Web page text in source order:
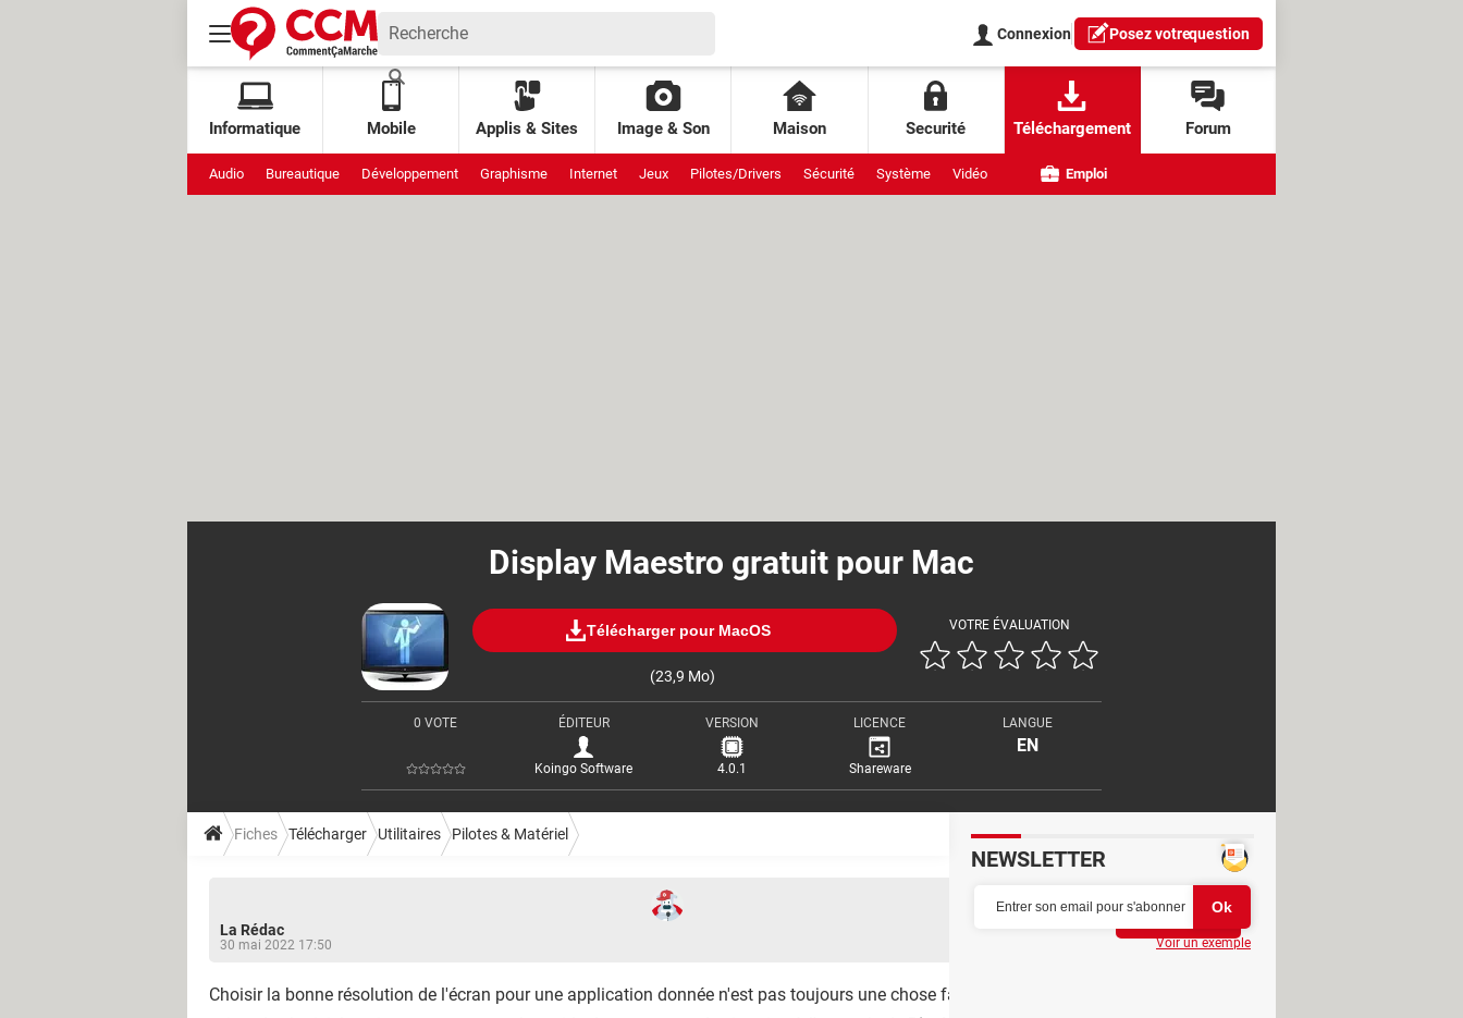
Connexion Posez votrequestion
Informatique Mobile Applis & Sites Image & Son Maison Securité Téléchargement Forum
Audio Bureautique Développement Graphisme Internet Jeux Pilotes/Drivers Sécurité Système Vidéo Emploi
Display Maestro gratuit pour Mac
Télécharger pour MacOS
(23,9 Mo)
VOTRE ÉVALUATION
0 VOTE ÉDITEUR
Koingo Software
VERSION
4.0.1
LICENCE
Shareware
LANGUE
EN
Fiches Télécharger Utilitaires Pilotes & Matériel
La Rédac
30 mai 2022 17:50
Choisir la bonne résolution de l'écran pour une application donnée n'est pas toujours une chose facile sans l'aide des outils qu'il faut. Il
NEWSLETTER
Voir un exemple